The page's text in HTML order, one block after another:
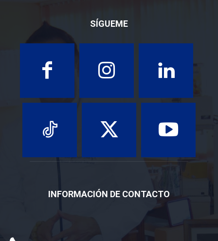
SÍGUEME
INFORMACIÓN DE CONTACTO